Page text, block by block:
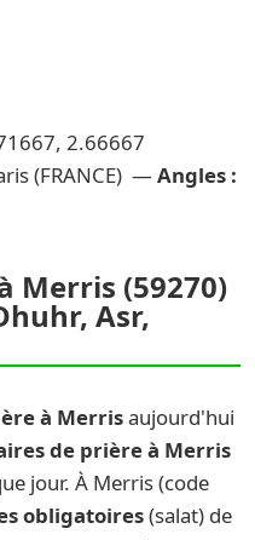
2.66667
(FRANCE) — Angles :
Merris (59270)
Asr,
à Merrisaujourd'hui
de prière à Merris
jour. À Merris (code
obligatoires(salat) de